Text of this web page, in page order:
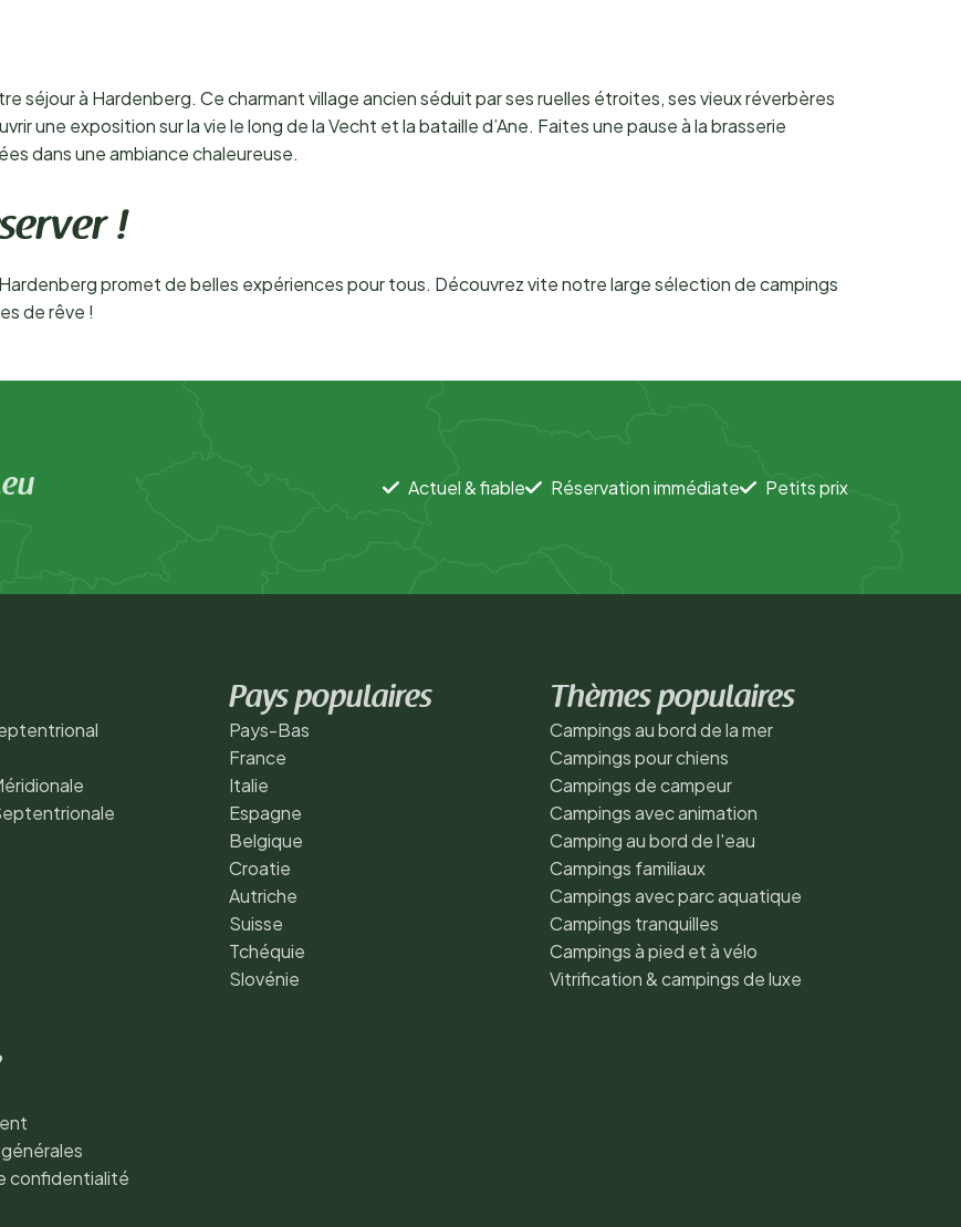
séjour à Hardenberg. Ce charmant village ancien séduit par ses ruelles étroites, ses vieux réverbères
une exposition sur la vie le long de la Vecht et la bataille d’Ane. Faites une pause à la brasserie
dans une ambiance chaleureuse.
!
promet de belles expériences pour tous. Découvrez vite notre large sélection de campings
de rêve !
Actuel & fiable Réservation immédiate Petits prix
Pays populaires
Pays-Bas
France
Italie
Espagne
Belgique
Croatie
Autriche
Suisse
Tchéquie
Slovénie
Thèmes populaires
Campings au bord de la mer
Campings pour chiens
Campings de campeur
Campings avec animation
Camping au bord de l'eau
Campings familiaux
Campings avec parc aquatique
Campings tranquilles
Campings à pied et à vélo
Vitrification & campings de luxe
confidentialité